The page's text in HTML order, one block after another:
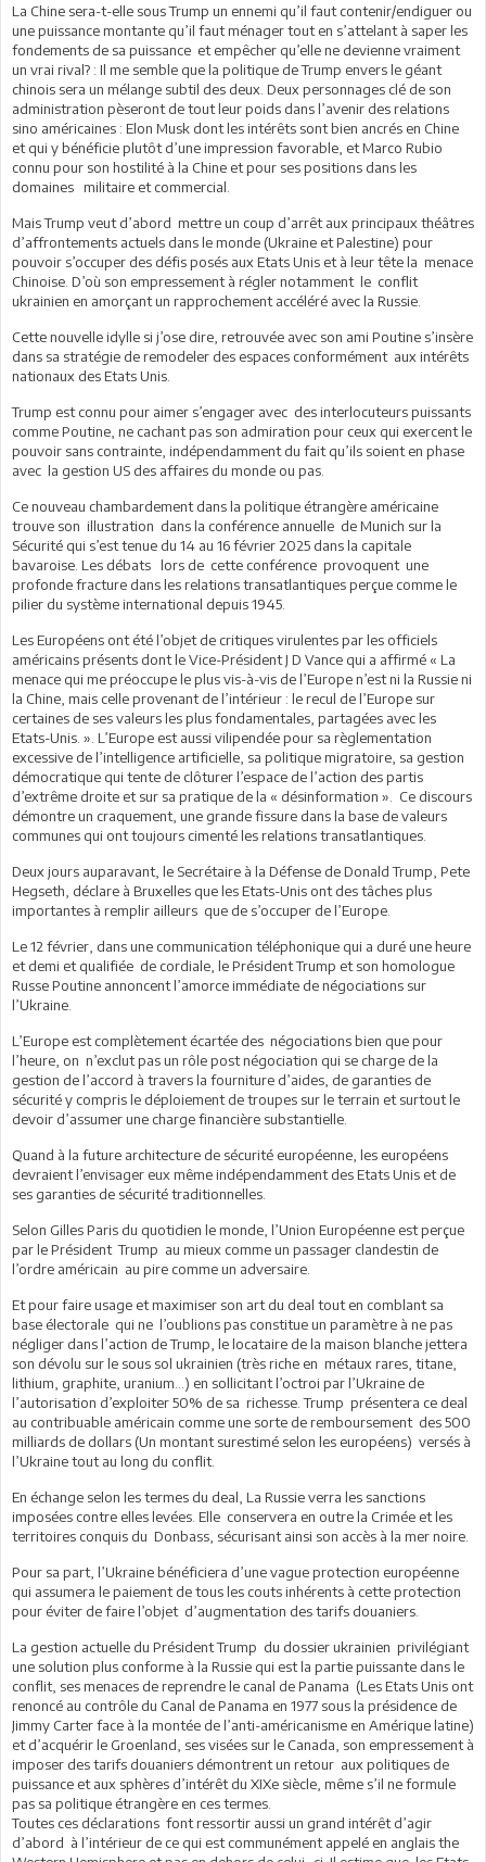
La Chine sera-t-elle sous Trump un ennemi qu’il faut contenir/endiguer ou
une puissance montante qu’il faut ménager tout en s’attelant à saper les
fondements de sa puissance et empêcher qu’elle ne devienne vraiment
un vrai rival? : Il me semble que la politique de Trump envers le géant
chinois sera un mélange subtil des deux. Deux personnages clé de son
administration pèseront de tout leur poids dans l’avenir des relations
sino américaines : Elon Musk dont les intérêts sont bien ancrés en Chine
et qui y bénéficie plutôt d’une impression favorable, et Marco Rubio
connu pour son hostilité à la Chine et pour ses positions dans les
domaines militaire et commercial.
Mais Trump veut d’abord mettre un coup d’arrêt aux principaux théâtres
d’affrontements actuels dans le monde (Ukraine et Palestine) pour
pouvoir s’occuper des défis posés aux Etats Unis et à leur tête la menace
Chinoise. D’où son empressement à régler notamment le conflit
ukrainien en amorçant un rapprochement accéléré avec la Russie.
Cette nouvelle idylle si j’ose dire, retrouvée avec son ami Poutine s’insère
dans sa stratégie de remodeler des espaces conformément aux intérêts
nationaux des Etats Unis.
Trump est connu pour aimer s’engager avec des interlocuteurs puissants
comme Poutine, ne cachant pas son admiration pour ceux qui exercent le
pouvoir sans contrainte, indépendamment du fait qu’ils soient en phase
avec la gestion US des affaires du monde ou pas.
Ce nouveau chambardement dans la politique étrangère américaine
trouve son illustration dans la conférence annuelle de Munich sur la
Sécurité qui s’est tenue du 14 au 16 février 2025 dans la capitale
bavaroise. Les débats lors de cette conférence provoquent une
profonde fracture dans les relations transatlantiques perçue comme le
pilier du système international depuis 1945.
Les Européens ont été l’objet de critiques virulentes par les officiels
américains présents dont le Vice-Président J D Vance qui a affirmé « La
menace qui me préoccupe le plus vis-à-vis de l’Europe n’est ni la Russie ni
la Chine, mais celle provenant de l’intérieur : le recul de l’Europe sur
certaines de ses valeurs les plus fondamentales, partagées avec les
Etats-Unis. ». L’Europe est aussi vilipendée pour sa règlementation
excessive de l’intelligence artificielle, sa politique migratoire, sa gestion
démocratique qui tente de clôturer l’espace de l’action des partis
d’extrême droite et sur sa pratique de la « désinformation ». Ce discours
démontre un craquement, une grande fissure dans la base de valeurs
communes qui ont toujours cimenté les relations transatlantiques.
Deux jours auparavant, le Secrétaire à la Défense de Donald Trump, Pete
Hegseth, déclare à Bruxelles que les Etats-Unis ont des tâches plus
importantes à remplir ailleurs que de s’occuper de l’Europe.
Le 12 février, dans une communication téléphonique qui a duré une heure
et demi et qualifiée de cordiale, le Président Trump et son homologue
Russe Poutine annoncent l’amorce immédiate de négociations sur
l’Ukraine.
L’Europe est complètement écartée des négociations bien que pour
l’heure, on n’exclut pas un rôle post négociation qui se charge de la
gestion de l’accord à travers la fourniture d’aides, de garanties de
sécurité y compris le déploiement de troupes sur le terrain et surtout le
devoir d’assumer une charge financière substantielle.
Quand à la future architecture de sécurité européenne, les européens
devraient l’envisager eux même indépendamment des Etats Unis et de
ses garanties de sécurité traditionnelles.
Selon Gilles Paris du quotidien le monde, l’Union Européenne est perçue
par le Président Trump au mieux comme un passager clandestin de
l’ordre américain au pire comme un adversaire.
Et pour faire usage et maximiser son art du deal tout en comblant sa
base électorale qui ne l’oublions pas constitue un paramètre à ne pas
négliger dans l’action de Trump, le locataire de la maison blanche jettera
son dévolu sur le sous sol ukrainien (très riche en métaux rares, titane,
lithium, graphite, uranium…) en sollicitant l’octroi par l’Ukraine de
l’autorisation d’exploiter 50% de sa richesse. Trump présentera ce deal
au contribuable américain comme une sorte de remboursement des 500
milliards de dollars (Un montant surestimé selon les européens) versés à
l’Ukraine tout au long du conflit.
En échange selon les termes du deal, La Russie verra les sanctions
imposées contre elles levées. Elle conservera en outre la Crimée et les
territoires conquis du Donbass, sécurisant ainsi son accès à la mer noire.
Pour sa part, l’Ukraine bénéficiera d’une vague protection européenne
qui assumera le paiement de tous les couts inhérents à cette protection
pour éviter de faire l’objet d’augmentation des tarifs douaniers.
La gestion actuelle du Président Trump du dossier ukrainien privilégiant
une solution plus conforme à la Russie qui est la partie puissante dans le
conflit, ses menaces de reprendre le canal de Panama (Les Etats Unis ont
renoncé au contrôle du Canal de Panama en 1977 sous la présidence de
Jimmy Carter face à la montée de l’anti-américanisme en Amérique latine)
et d’acquérir le Groenland, ses visées sur le Canada, son empressement à
imposer des tarifs douaniers démontrent un retour aux politiques de
puissance et aux sphères d’intérêt du XIXe siècle, même s’il ne formule
pas sa politique étrangère en ces termes.
Toutes ces déclarations font ressortir aussi un grand intérêt d’agir
d’abord à l’intérieur de ce qui est communément appelé en anglais the